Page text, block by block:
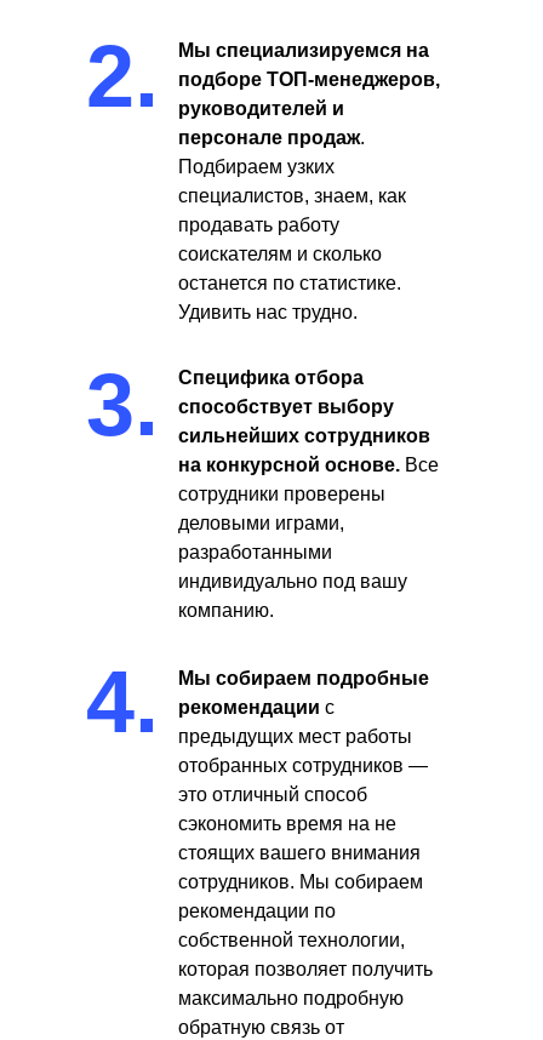
2.
Мы специализируемся на
подборе ТОП-менеджеров,
руководителей и
персонале продаж.
Подбираем узких
специалистов, знаем, как
продавать работу
соискателям и сколько
останется по статистике.
Удивить нас трудно.
3.
Специфика отбора
способствует выбору
сильнейших сотрудников
на конкурсной основе. Все
сотрудники проверены
деловыми играми,
разработанными
индивидуально под вашу
компанию.
4.
Мы собираем подробные
рекомендации с
предыдущих мест работы
отобранных сотрудников —
это отличный способ
сэкономить время на не
стоящих вашего внимания
сотрудников. Мы собираем
рекомендации по
собственной технологии,
которая позволяет получить
максимально подробную
обратную связь от